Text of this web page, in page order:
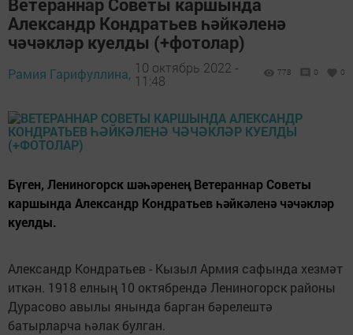
Ветераннар Советы каршында
Александр Кондратьев һәйкәленә
чәчәкләр куелды (+фотолар)
Рамия Гарифуллина, 10 октябрь 2022 -
11:48
778 0 0
Бүген, Лениногорск шәһәренең Ветераннар Советы
каршында Александр Кондратьев һәйкәленә чәчәкләр
куелды.
Александр Кондратьев - Кызыл Армия сафында хезмәт
иткән. 1918 елның 10 октябрендә Лениногорск районы
Дурасово авылы янында барган бәрелештә
батырларча һәлак булган.